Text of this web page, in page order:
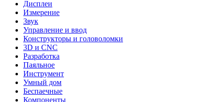
Дисплеи
Измерение
Звук
Управление и ввод
Конструкторы и головоломки
3D и CNC
Разработка
Паяльное
Инструмент
Умный дом
Беспаечные
Компоненты